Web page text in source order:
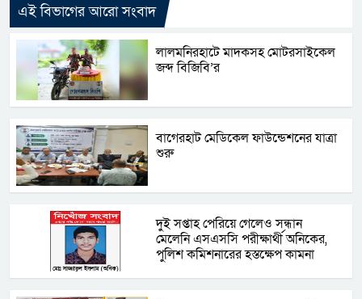
এই বিভাগের আরো সংবাদ
লালমনিরহাটে মাদকসহ মোটরসাইকেল
জব্দ বিজিবি’র
বাগেরহাট মেডিকেল ফাউন্ডেশনের যাত্রা
শুরু
দু্ই সপ্তাহ পেরিয়ে গেলেও সন্ধান
মেলেনি এসএসসি পরীক্ষার্থী অনিকের,
পুলিশ কমিশনারের হস্তক্ষেপ কামনা